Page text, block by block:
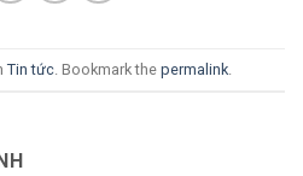
Tin tức. Bookmark the permalink.